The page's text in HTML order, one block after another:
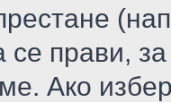
прави,
Ако